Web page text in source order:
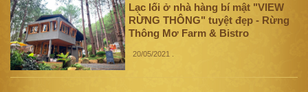
Lạc lối ở nhà hàng bí mật "VIEW
RỪNG THÔNG" tuyệt đẹp - Rừng
Thông Mơ Farm & Bistro
20/05/2021